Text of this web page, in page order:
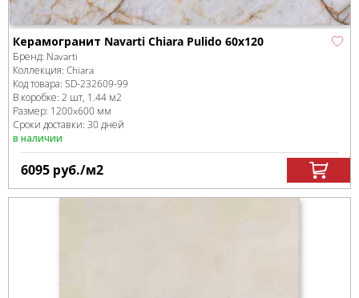
Керамогранит Navarti Chiara Pulido 60x120
Бренд: Navarti
Коллекция: Chiara
Код товара: SD-232609-99
В коробке: 2 шт, 1.44 м2
Размер: 1200x600 мм
Сроки доставки: 30 дней
в наличии
6095 руб./м2